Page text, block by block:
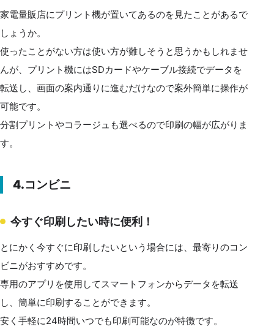
家電量販店にプリント機が置いてあるのを見たことがあるで
しょうか。
使ったことがない方は使い方が難しそうと思うかもしれませ
んが、プリント機にはSDカードやケーブル接続でデータを
転送し、画面の案内通りに進むだけなので案外簡単に操作が
可能です。
分割プリントやコラージュも選べるので印刷の幅が広がりま
す。
4.コンビニ
今すぐ印刷したい時に便利！
とにかく今すぐに印刷したいという場合には、最寄りのコン
ビニがおすすめです。
専用のアプリを使用してスマートフォンからデータを転送
し、簡単に印刷することができます。
安く手軽に24時間いつでも印刷可能なのが特徴です。